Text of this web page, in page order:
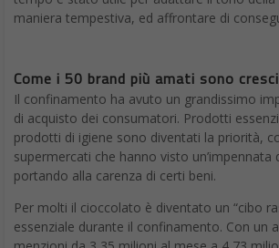
Il confinamento ha avuto un grandissimo
di acquisto dei consumatori. Prodotti
prodotti di igiene sono diventati la priorità,
supermercati che hanno visto un’impennata
portando alla carenza di certi beni.
Per molti il cioccolato è diventato un “cibo
essenziale durante il confinamento. Con un
menzioni da 3,35 milioni al mese a 4,73
34%.